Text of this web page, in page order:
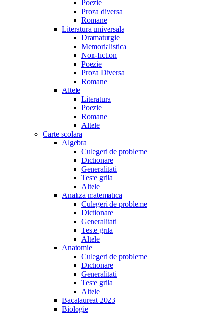
Poezie
Proza diversa
Romane
Literatura universala
Dramaturgie
Memorialistica
Non-fiction
Poezie
Proza Diversa
Romane
Altele
Literatura
Poezie
Romane
Altele
Carte scolara
Algebra
Culegeri de probleme
Dictionare
Generalitati
Teste grila
Altele
Analiza matematica
Culegeri de probleme
Dictionare
Generalitati
Teste grila
Altele
Anatomie
Culegeri de probleme
Dictionare
Generalitati
Teste grila
Altele
Bacalaureat 2023
Biologie